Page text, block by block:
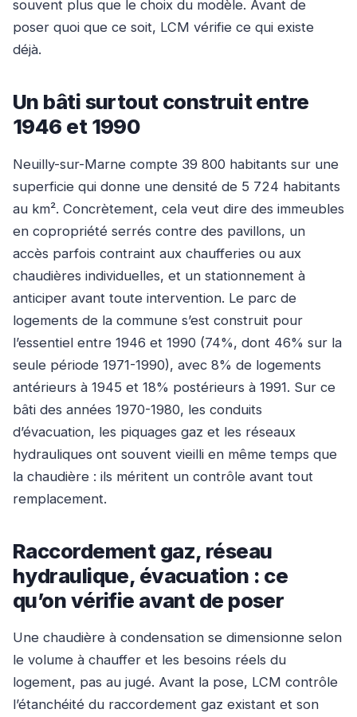
souvent plus que le choix du modèle. Avant de
poser quoi que ce soit, LCM vérifie ce qui existe
déjà.
Un bâti surtout construit entre
1946 et 1990
Neuilly-sur-Marne compte 39 800 habitants sur une
superficie qui donne une densité de 5 724 habitants
au km². Concrètement, cela veut dire des immeubles
en copropriété serrés contre des pavillons, un
accès parfois contraint aux chaufferies ou aux
chaudières individuelles, et un stationnement à
anticiper avant toute intervention. Le parc de
logements de la commune s’est construit pour
l’essentiel entre 1946 et 1990 (74%, dont 46% sur la
seule période 1971-1990), avec 8% de logements
antérieurs à 1945 et 18% postérieurs à 1991. Sur ce
bâti des années 1970-1980, les conduits
d’évacuation, les piquages gaz et les réseaux
hydrauliques ont souvent vieilli en même temps que
la chaudière : ils méritent un contrôle avant tout
remplacement.
Raccordement gaz, réseau
hydraulique, évacuation : ce
qu’on vérifie avant de poser
Une chaudière à condensation se dimensionne selon
le volume à chauffer et les besoins réels du
logement, pas au jugé. Avant la pose, LCM contrôle
l’étanchéité du raccordement gaz existant et son